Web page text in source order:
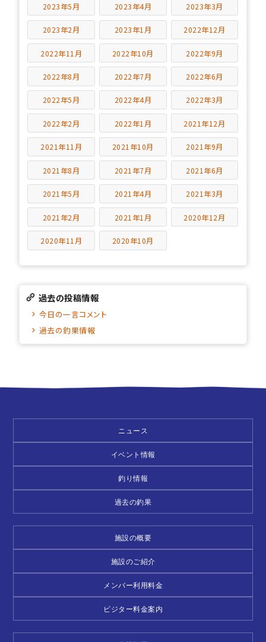
2023年5月 2023年4月 2023年3月
2023年2月 2023年1月 2022年12月
2022年11月 2022年10月 2022年9月
2022年8月 2022年7月 2022年6月
2022年5月 2022年4月 2022年3月
2022年2月 2022年1月 2021年12月
2021年11月 2021年10月 2021年9月
2021年8月 2021年7月 2021年6月
2021年5月 2021年4月 2021年3月
2021年2月 2021年1月 2020年12月
2020年11月 2020年10月
過去の投稿情報
今日の一言コメント
過去の釣果情報
ニュース
イベント情報
釣り情報
過去の釣果
施設の概要
施設のご紹介
メンバー利用料金
ビジター料金案内